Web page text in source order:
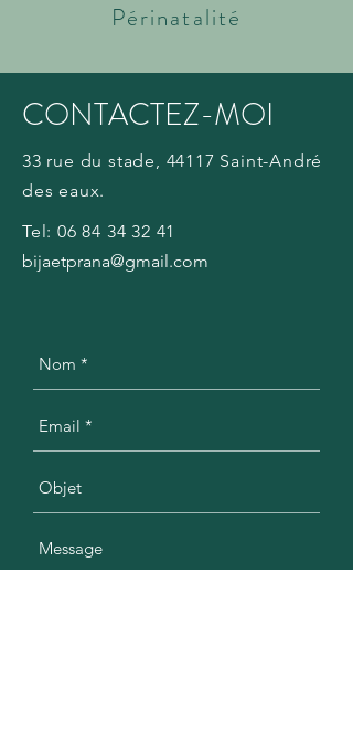
Périnatalité
CONTACTEZ-MOI
33 rue du stade, 44117 Saint-André
des eaux.
Tel: 06 84 34 32 41
bijaetprana@gmail.com